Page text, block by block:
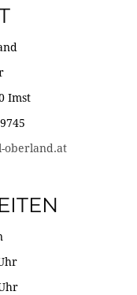
Imst
oberland.at